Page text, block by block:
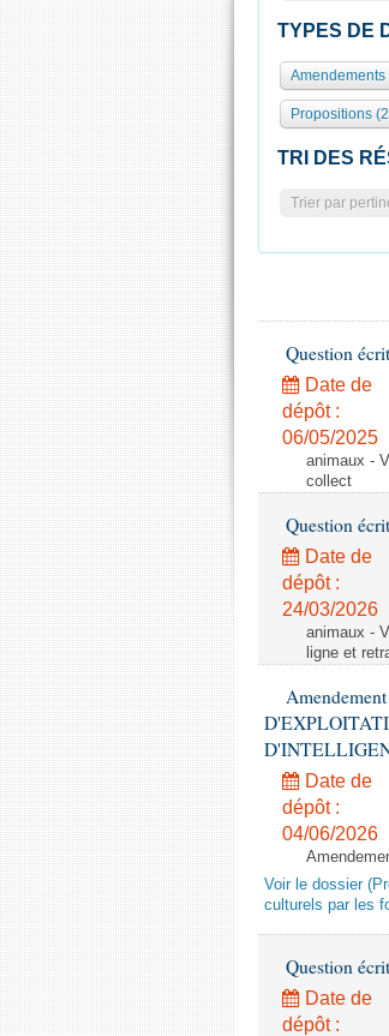
TYPES DE
Propositions
TRI DES
Trier par
Question
Date de
dépôt :
06/05/2025
animaux -
collect
Question
Date de
dépôt :
24/03/2026
animaux -
ligne et
Date de
dépôt :
04/06/2026
Voir le dossier
culturels par les
Question
Date de
dépôt :